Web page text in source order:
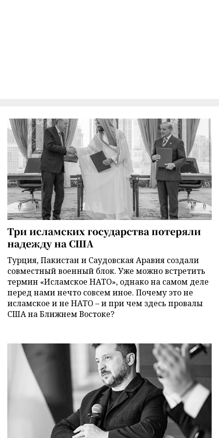
Три исламских государства потеряли
надежду на США
Турция, Пакистан и Саудовская Аравия создали
совместный военный блок. Уже можно встретить
термин «Исламское НАТО», однако на самом деле
перед нами нечто совсем иное. Почему это не
исламское и не НАТО – и при чем здесь провалы
США на Ближнем Востоке?